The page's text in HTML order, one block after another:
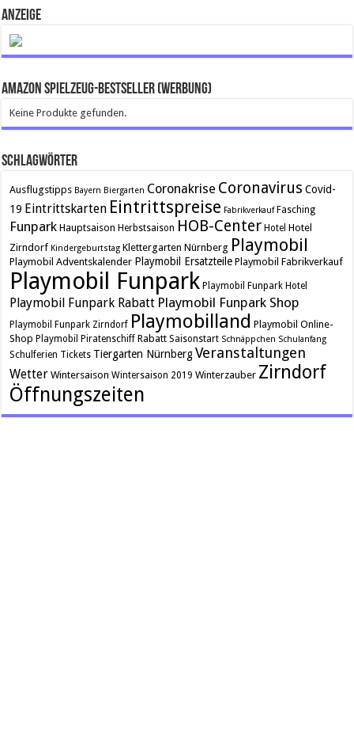
ANZEIGE
Amazon Spielzeug-Bestseller (Werbung)
Keine Produkte gefunden.
Schlagwörter
Ausflugstipps Bayern Biergarten Coronakrise Coronavirus Covid-
19 Eintrittskarten Eintrittspreise Fabrikverkauf Fasching
Funpark Hauptsaison Herbstsaison HOB-Center Hotel Hotel
Zirndorf Kindergeburtstag Klettergarten Nürnberg Playmobil
Playmobil Adventskalender Playmobil Ersatzteile Playmobil Fabrikverkauf
Playmobil Funpark Playmobil Funpark Hotel
Playmobil Funpark Rabatt Playmobil Funpark Shop
Playmobil Funpark Zirndorf Playmobilland Playmobil Online-
Shop Playmobil Piratenschiff Rabatt Saisonstart Schnäppchen Schulanfang
Schulferien Tickets Tiergarten Nürnberg Veranstaltungen
Wetter Wintersaison Wintersaison 2019 Winterzauber Zirndorf
Öffnungszeiten